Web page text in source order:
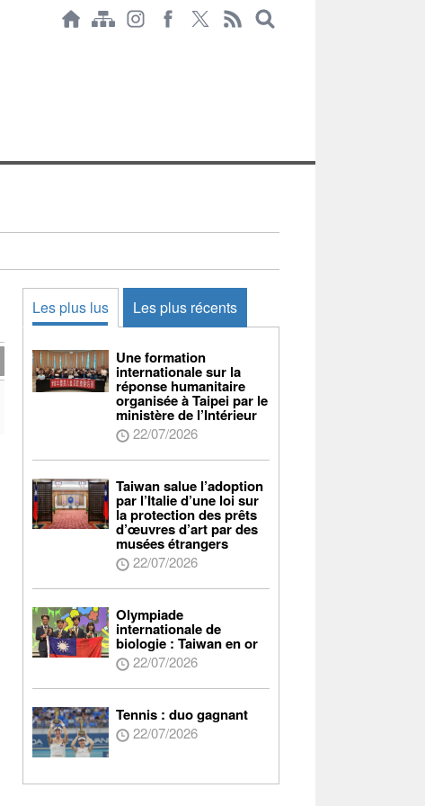
Les plus lus Les plus récents
Une formation
internationale sur la
réponse humanitaire
organisée à Taipei par le
ministère de l’Intérieur
22/07/2026
Taiwan salue l’adoption
par l’Italie d’une loi sur
la protection des prêts
d’œuvres d’art par des
musées étrangers
22/07/2026
Olympiade
internationale de
biologie : Taiwan en or
22/07/2026
Tennis : duo gagnant
22/07/2026